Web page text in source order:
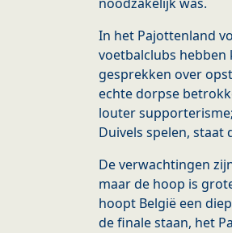
noodzakelijk was.
In het Pajottenland
voetbalclubs
gesprekken over
echte dorpse
louter
Duivels spelen, staat
De verwachtingen
maar de hoop is
hoopt België een
de finale staan, het